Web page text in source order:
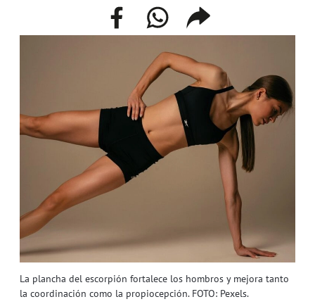
La plancha del escorpión fortalece los hombros y mejora tanto
la coordinación como la propiocepción. FOTO: Pexels.
facebookwhatsappcompartir
enlace